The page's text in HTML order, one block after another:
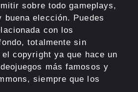
sobre todo gameplays,
buena elección. Puedes
con los
totalmente sin
copyright ya que hace un
más famosos y
siempre que los